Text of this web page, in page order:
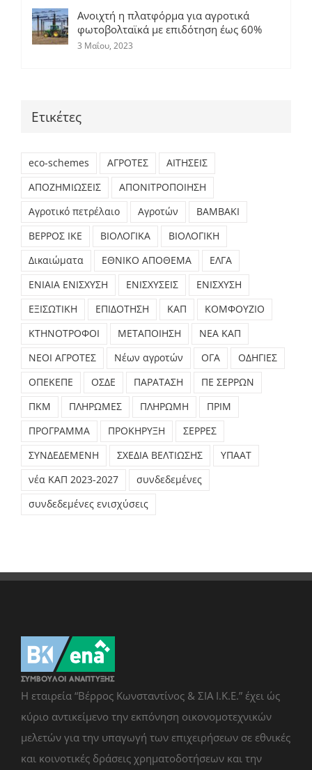
Ανοιχτή η πλατφόρμα για αγροτικά
φωτοβολταϊκά με επιδότηση έως 60%
3 Μαΐου, 2023
Ετικέτες
eco-schemes ΑΓΡΟΤΕΣ
ΑΙΤΗΣΕΙΣ
ΑΠΟΖΗΜΙΩΣΕΙΣ
ΑΠΟΝΙΤΡΟΠΟΙΗΣΗ
Αγροτικό πετρέλαιο
Αγροτών
ΒΑΜΒΑΚΙ
ΒΕΡΡΟΣ ΙΚΕ
ΒΙΟΛΟΓΙΚΑ
ΒΙΟΛΟΓΙΚΗ
Δικαιώματα
ΕΘΝΙΚΟ ΑΠΟΘΕΜΑ
ΕΛΓΑ
ΕΝΙΑΙΑ ΕΝΙΣΧΥΣΗ
ΕΝΙΣΧΥΣΕΙΣ
ΕΝΙΣΧΥΣΗ
ΕΞΙΣΩΤΙΚΗ
ΕΠΙΔΟΤΗΣΗ ΚΑΠ
ΚΟΜΦΟΥΖΙΟ
ΚΤΗΝΟΤΡΟΦΟΙ
ΜΕΤΑΠΟΙΗΣΗ
ΝΕΑ ΚΑΠ
ΝΕΟΙ ΑΓΡΟΤΕΣ
Νέων αγροτών ΟΓΑ
ΟΔΗΓΙΕΣ
ΟΠΕΚΕΠΕ
ΟΣΔΕ ΠΑΡΑΤΑΣΗ
ΠΕ ΣΕΡΡΩΝ
ΠΚΜ
ΠΛΗΡΩΜΕΣ ΠΛΗΡΩΜΗ
ΠΡΙΜ
ΠΡΟΓΡΑΜΜΑ
ΠΡΟΚΗΡΥΞΗ
ΣΕΡΡΕΣ
ΣΥΝΔΕΔΕΜΕΝΗ
ΣΧΕΔΙΑ ΒΕΛΤΙΩΣΗΣ
ΥΠΑΑΤ
νέα ΚΑΠ 2023-2027
συνδεδεμένες
συνδεδεμένες ενισχύσεις
Η εταιρεία “Βέρρος Κωνσταντίνος & ΣΙΑ Ι.Κ.Ε.” έχει ώς
κύριο αντικείμενο την εκπόνηση οικονομοτεχνικών
μελετών για την υπαγωγή των επιχειρήσεων σε εθνικές
και κοινοτικές δράσεις χρηματοδοτήσεων και την